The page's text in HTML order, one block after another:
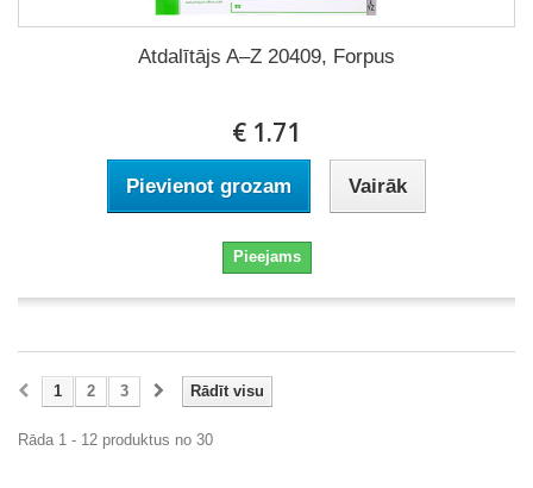
Atdalītājs A–Z 20409, Forpus
€ 1.71
Pievienot grozam Vairāk
Pieejams
Rādīt visu
1 2 3
Rāda 1 - 12 produktus no 30